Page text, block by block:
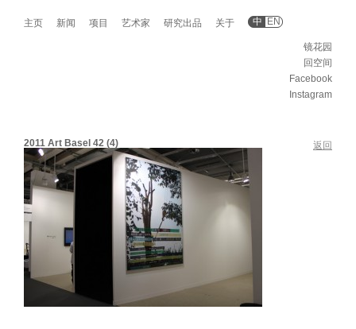
主页 新闻 项目 艺术家 研究出品 关于 中 EN
镜花园
回空间
Facebook
Instagram
返回
2011 Art Basel 42 (4)